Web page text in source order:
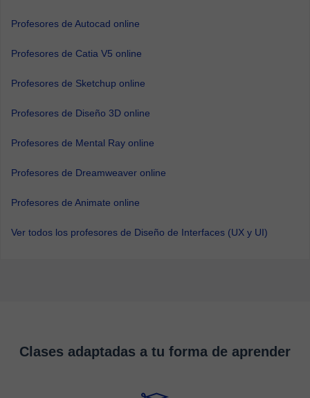
Profesores de Autocad online
Profesores de Catia V5 online
Profesores de Sketchup online
Profesores de Diseño 3D online
Profesores de Mental Ray online
Profesores de Dreamweaver online
Profesores de Animate online
Ver todos los profesores de Diseño de Interfaces (UX y UI)
Clases adaptadas a tu forma de aprender